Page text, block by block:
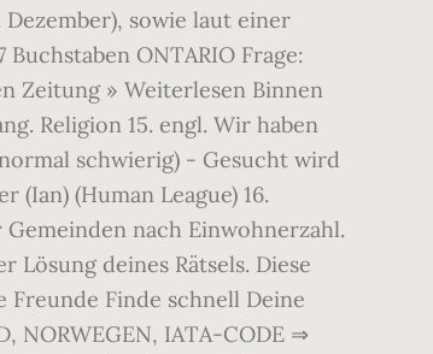
sowie laut einer
ONTARIO Frage:
Zeitung » Weiterlesen Binnen
Religion 15. engl. Wir haben
schwierig) - Gesucht wird
(Human League) 16.
nach Einwohnerzahl.
deines Rätsels. Diese
Freunde Finde schnell Deine
NORWEGEN, IATA-CODE ⇒